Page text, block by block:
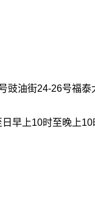
豉油街24-26号福泰
早上10时至晚上10